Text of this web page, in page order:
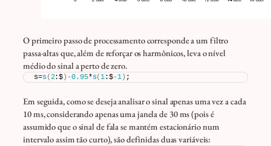
O primeiro passo de processamento corresponde a um filtro
passa-altas que, além de reforçar os harmônicos, leva o nível
médio do sinal a perto de zero.
s=s(2:$ ) -0.95*s(1:$-1) ;
Em seguida, como se deseja analisar o sinal apenas uma vez a cada
10 ms, considerando apenas uma janela de 30 ms (pois é
assumido que o sinal de fala se mantém estacionário num
intervalo assim tão curto), são definidas duas variáveis: